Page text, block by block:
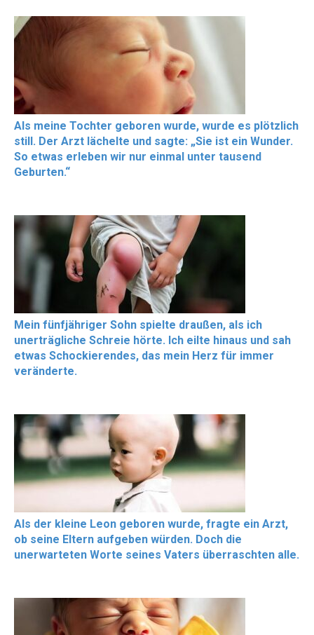
Als meine Tochter geboren wurde, wurde es plötzlich
still. Der Arzt lächelte und sagte: „Sie ist ein Wunder.
So etwas erleben wir nur einmal unter tausend
Geburten.“
Mein fünfjähriger Sohn spielte draußen, als ich
unerträgliche Schreie hörte. Ich eilte hinaus und sah
etwas Schockierendes, das mein Herz für immer
veränderte.
Als der kleine Leon geboren wurde, fragte ein Arzt,
ob seine Eltern aufgeben würden. Doch die
unerwarteten Worte seines Vaters überraschten alle.